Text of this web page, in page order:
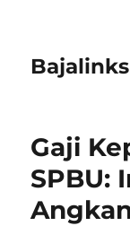
Bajalinks
Gaji
SPBU: